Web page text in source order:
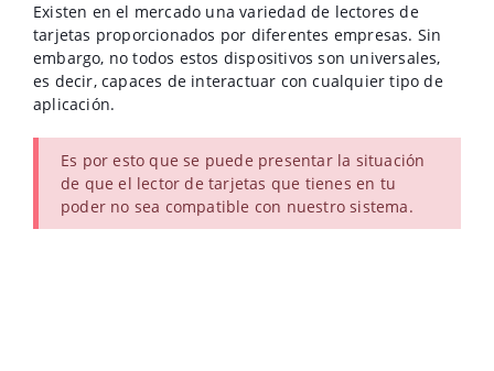
Existen en el mercado una variedad de lectores de
tarjetas proporcionados por diferentes empresas. Sin
embargo, no todos estos dispositivos son universales,
es decir, capaces de interactuar con cualquier tipo de
aplicación.
Es por esto que se puede presentar la situación
de que el lector de tarjetas que tienes en tu
poder no sea compatible con nuestro sistema.